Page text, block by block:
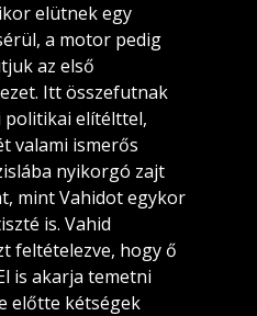
elütnek egy
a motor pedig
az első
Itt összefutnak
politikai elítélttel,
valami ismerős
nyikorgó zajt
mint Vahidot egykor
is. Vahid
feltételezve, hogy ő
is akarja temetni
előtte kétségek